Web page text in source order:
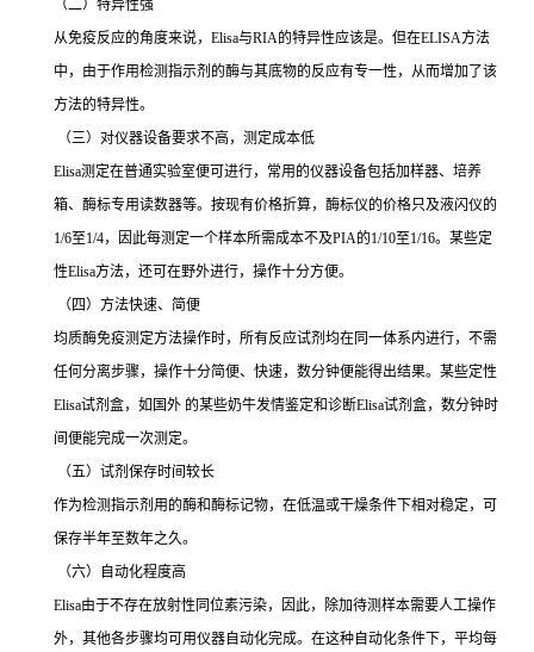
（二）特异性强
从免疫反应的角度来说， Elisa与RIA的特异性应该是。但在ELISA方法
中，由于作用检测指示剂的酶与其底物的反应有专一性，从而增加了该
方法的特异性。
（三）对仪器设备要求不高，测定成本低
Elisa测定在普通实验室便可进行，常用的仪器设备包括加样器、培养
箱、酶标专用读数器等。按现有价格折算，酶标仪的价格只及液闪仪的
1/6至1/4，因此每测定一个样本所需成本不及PIA的1/10至1/16。某些定
性Elisa方法，还可在野外进行，操作十分方便。
（四）方法快速、简便
均质酶免疫测定方法操作时，所有反应试剂均在同一体系内进行，不需
任何分离步骤，操作十分简便、快速，数分钟便能得出结果。某些定性
Elisa试剂盒，如国外 的某些奶牛发情鉴定和诊断Elisa试剂盒，数分钟时
间便能完成一次测定。
（五）试剂保存时间较长
作为检测指示剂用的酶和酶标记物，在低温或干燥条件下相对稳定，可
保存半年至数年之久。
（六）自动化程度高
Elisa由于不存在放射性同位素污染，因此，除加待测样本需要人工操作
外，其他各步骤均可用仪器自动化完成。在这种自动化条件下，平均每